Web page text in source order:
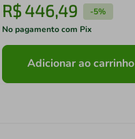
R$ 446,49 -5%
No pagamento com Pix
Adicionar ao carrinho